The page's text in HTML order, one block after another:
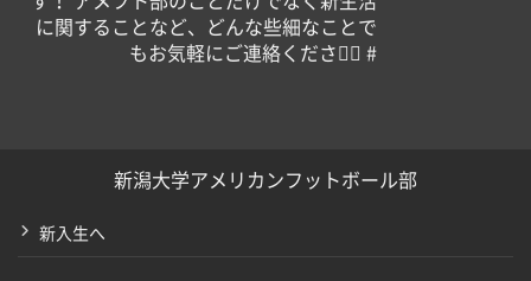
に関することなど、どんな些細なことで
もお気軽にご連絡ください🏻 #
新潟大学アメリカンフットボール部
新入生へ